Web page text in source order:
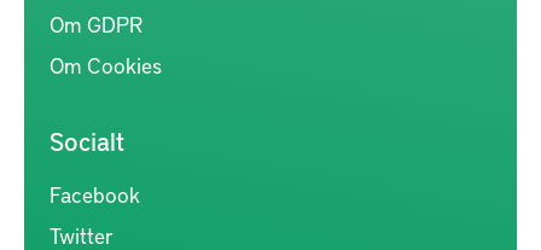
Om GDPR
Om Cookies
Socialt
Facebook
Twitter